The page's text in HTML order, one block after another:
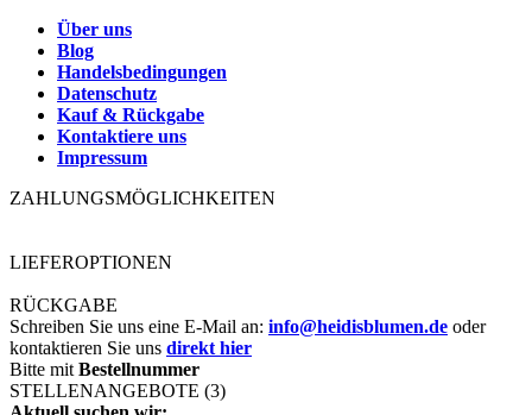
Über uns
Blog
Handelsbedingungen
Datenschutz
Kauf & Rückgabe
Kontaktiere uns
Impressum
ZAHLUNGSMÖGLICHKEITEN
LIEFEROPTIONEN
RÜCKGABE
Schreiben Sie uns eine E-Mail an: info@heidisblumen.de oder
kontaktieren Sie uns direkt hier
Bitte mit Bestellnummer
STELLENANGEBOTE (3)